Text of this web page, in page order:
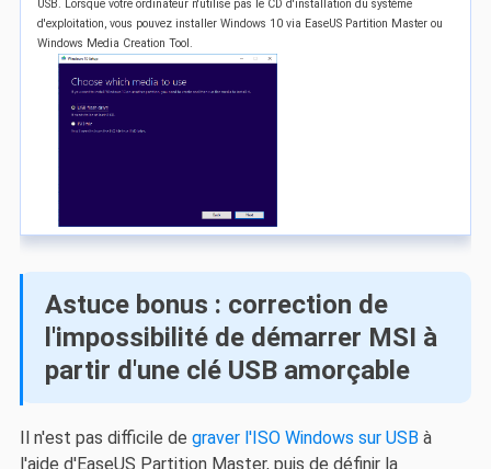
USB. Lorsque votre ordinateur n'utilise pas le CD d'installation du système
d'exploitation, vous pouvez installer Windows 10 via EaseUS Partition Master ou
Windows Media Creation Tool.
Astuce bonus : correction de
l'impossibilité de démarrer MSI à
partir d'une clé USB amorçable
Il n'est pas difficile de graver l'ISO Windows sur USB à
l'aide d'EaseUS Partition Master, puis de définir la